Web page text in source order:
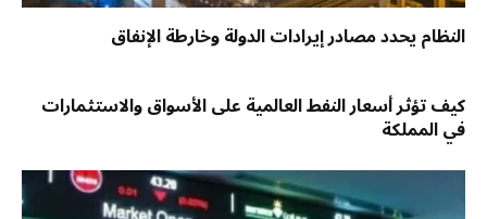
النظام يحدد مصادر إيرادات الدولة وخارطة الإنفاق
كيف تؤثر أسعار النفط العالمية على الأسواق والاستثمارات
في المملكة